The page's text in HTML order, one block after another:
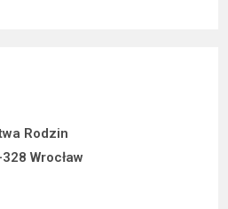
Rodzin
Wrocław